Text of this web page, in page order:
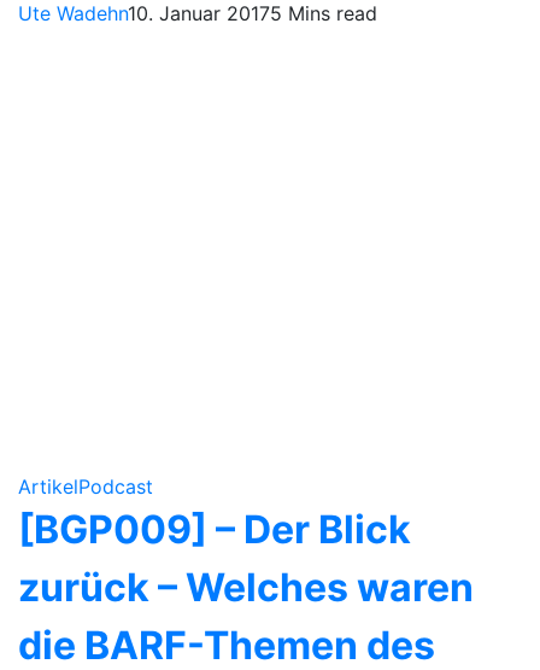
Ute Wadehn10. Januar 20175 Mins read
ArtikelPodcast
[BGP009] – Der Blick
zurück – Welches waren
die BARF-Themen des